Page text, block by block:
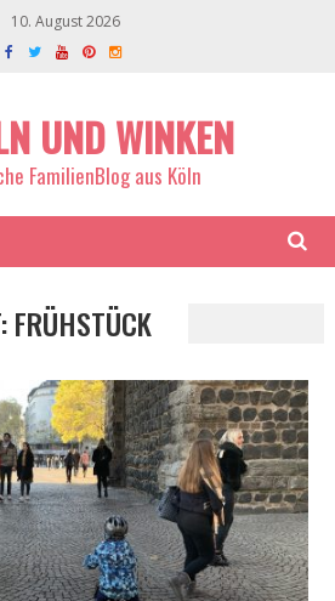
10. August 2026
UND WINKEN
FamilienBlog aus Köln
FRÜHSTÜCK